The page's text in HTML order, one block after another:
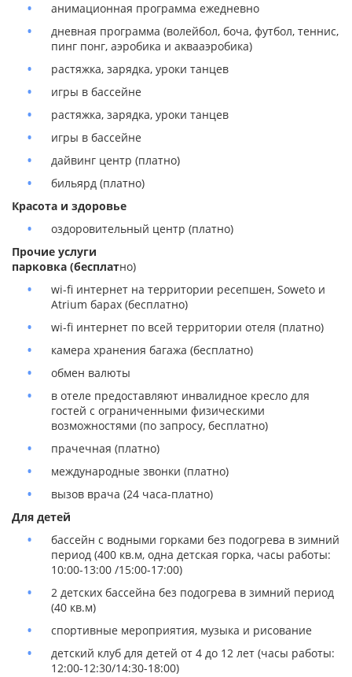
анимационная программа ежедневно
дневная программа (волейбол, боча, футбол, теннис,
пинг понг, аэробика и аквааэробика)
растяжка, зарядка, уроки танцев
игры в бассейне
растяжка, зарядка, уроки танцев
игры в бассейне
дайвинг центр (платно)
бильярд (платно)
Красота и здоровье
оздоровительный центр (платно)
Прочие услуги
парковка (бесплатно)
wi-fi интернет на территории ресепшен, Soweto и
Atrium барах (бесплатно)
wi-fi интернет по всей территории отеля (платно)
камера хранения багажа (бесплатно)
обмен валюты
в отеле предоставляют инвалидное кресло для
гостей с ограниченными физическими
возможностями (по запросу, бесплатно)
прачечная (платно)
международные звонки (платно)
вызов врача (24 часа-платно)
Для детей
бассейн с водными горками без подогрева в зимний
период (400 кв.м, одна детская горка, часы работы:
10:00-13:00 /15:00-17:00)
2 детских бассейна без подогрева в зимний период
(40 кв.м)
спортивные мероприятия, музыка и рисование
детский клуб для детей от 4 до 12 лет (часы работы:
12:00-12:30/14:30-18:00)